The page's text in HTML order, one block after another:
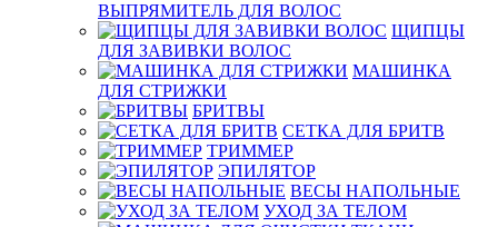
ВЫПРЯМИТЕЛЬ ДЛЯ ВОЛОС
ЩИПЦЫ
ДЛЯ ЗАВИВКИ ВОЛОС
МАШИНКА
ДЛЯ СТРИЖКИ
БРИТВЫ
СЕТКА ДЛЯ БРИТВ
ТРИММЕР
ЭПИЛЯТОР
ВЕСЫ НАПОЛЬНЫЕ
УХОД ЗА ТЕЛОМ